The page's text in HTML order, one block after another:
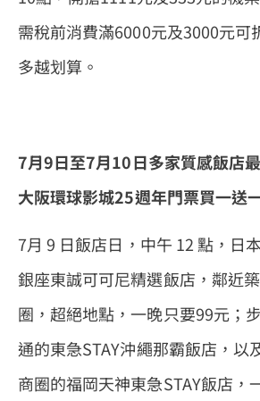
需稅前消費滿6000元及3000元可
多越划算。
7月9日至7月10日多家質感飯店
大阪環球影城25週年門票買一送
7月 9 日飯店日，中午 12 點，日
銀座東誠可可尼精選飯店，鄰近
圈，超絕地點，一晚只要99元；
通的東急STAY沖繩那霸飯店，以
商圈的福岡天神東急STAY飯店，